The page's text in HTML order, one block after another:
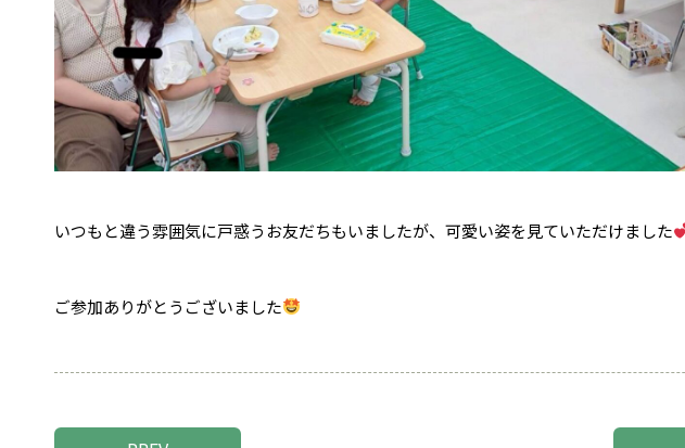
いつもと違う雰囲気に戸惑うお友だちもいましたが、可愛い姿を見ていただけました
ご参加ありがとうございました